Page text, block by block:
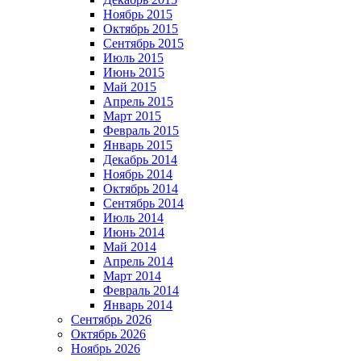
Ноябрь 2015
Октябрь 2015
Сентябрь 2015
Июль 2015
Июнь 2015
Май 2015
Апрель 2015
Март 2015
Февраль 2015
Январь 2015
Декабрь 2014
Ноябрь 2014
Октябрь 2014
Сентябрь 2014
Июль 2014
Июнь 2014
Май 2014
Апрель 2014
Март 2014
Февраль 2014
Январь 2014
Сентябрь 2026
Октябрь 2026
Ноябрь 2026